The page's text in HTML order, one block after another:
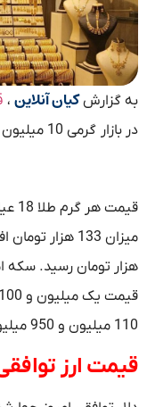
به گزارشکیان آنلاین ،
در بازار گرمی 10 میلیون و 478 هزار تومان است.
هزار تومان رسید. سکه
110 میلیون و 950 میلیون تومان فروخته می‌شود.
قیمت ارز